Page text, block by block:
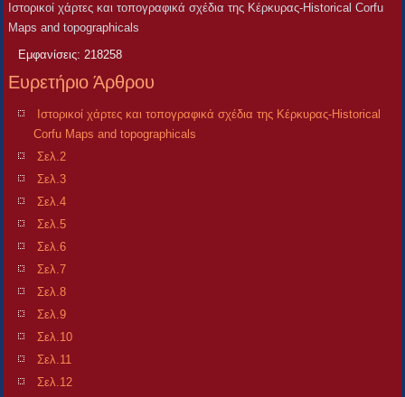
Ιστορικοί χάρτες και τοπογραφικά σχέδια της Κέρκυρας-Historical Corfu
Maps and topographicals
Εμφανίσεις: 218258
Ευρετήριο Άρθρου
Ιστορικοί χάρτες και τοπογραφικά σχέδια της Κέρκυρας-Historical
Corfu Maps and topographicals
Σελ.2
Σελ.3
Σελ.4
Σελ.5
Σελ.6
Σελ.7
Σελ.8
Σελ.9
Σελ.10
Σελ.11
Σελ.12